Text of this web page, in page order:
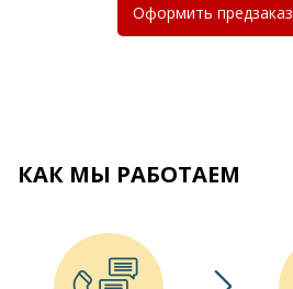
Оформить предзаказ
КАК МЫ РАБОТАЕМ